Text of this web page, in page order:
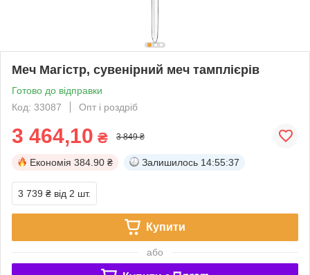
Меч Магістр, сувенірний меч тамплієрів
Готово до відправки
Код: 33087
Опт і роздріб
3 464,10 ₴ 3 849 ₴
Економія 384.90 ₴ Залишилось 14:55:37
3 739 ₴ від 2 шт.
Купити
або